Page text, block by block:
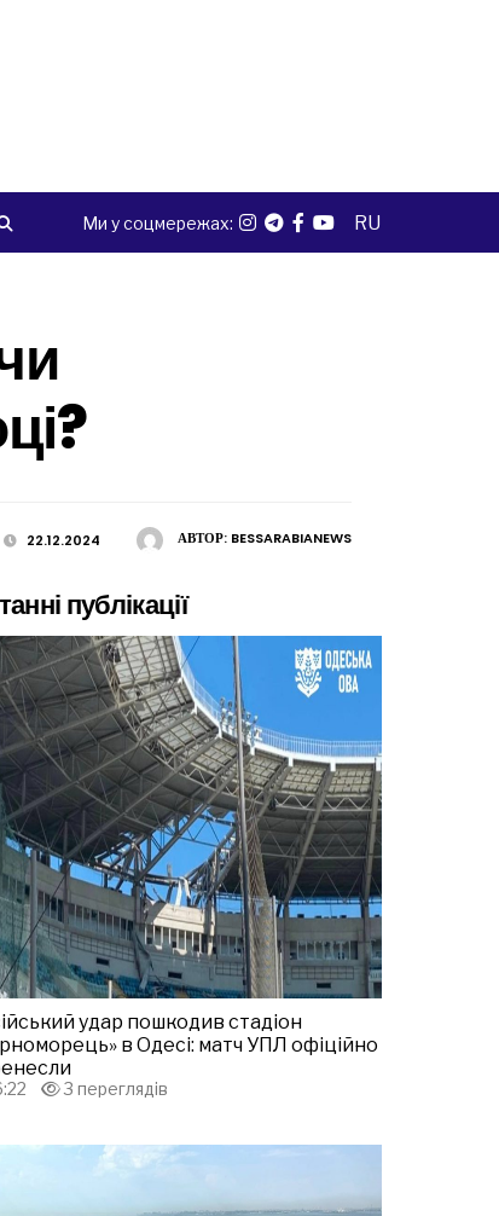
Ми у соцмережах: RU
АВТОР: BESSARABIANEWS
22.12.2024
публікації
удар пошкодив стадіон
в Одесі: матч УПЛ офіційно
3 переглядів